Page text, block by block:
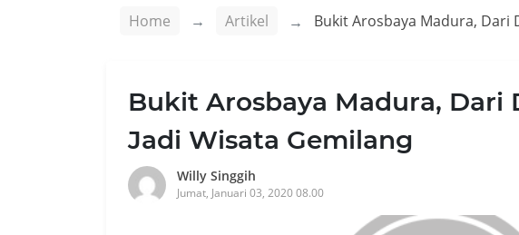
Home Artikel
Bukit Arosbaya Madura, Dari
Jadi Wisata Gemilang
Willy Singgih
Jumat, Januari 03, 2020 08.00